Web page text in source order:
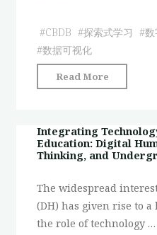
文
育：
文、
批
性
思
维
#CBDB #探索式学习 #数
#数据可视化
Read More
科
融
入
文
教
育：
Integrating
Education: Digital
Thinking, and
The widespread
(DH) has given rise to
the role of technology …